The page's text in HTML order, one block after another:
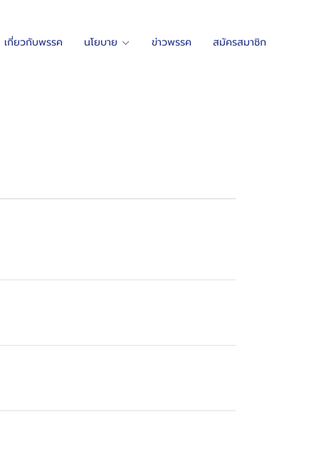
เกี่ยวกับพรรค นโยบาย ข่าวพรรค สมัครสมาชิก